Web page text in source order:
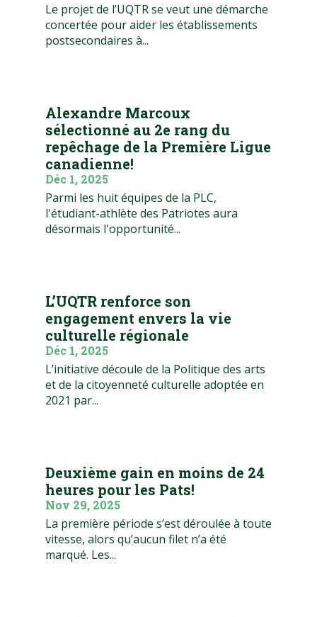
Le projet de l’UQTR se veut une démarche
concertée pour aider les établissements
postsecondaires à...
Alexandre Marcoux
sélectionné au 2e rang du
repêchage de la Première Ligue
canadienne!
Déc 1, 2025
Parmi les huit équipes de la PLC,
l'étudiant-athlète des Patriotes aura
désormais l'opportunité...
L’UQTR renforce son
engagement envers la vie
culturelle régionale
Déc 1, 2025
L’initiative découle de la Politique des arts
et de la citoyenneté culturelle adoptée en
2021 par...
Deuxième gain en moins de 24
heures pour les Pats!
Nov 29, 2025
La première période s’est déroulée à toute
vitesse, alors qu’aucun filet n’a été
marqué. Les...